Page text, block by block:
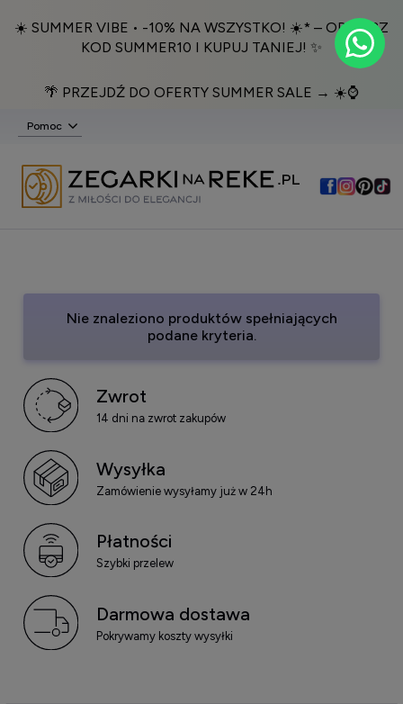
☀️ SUMMER VIBE • -10% NA WSZYSTKO! ☀️* – ODBIERZ
KOD SUMMER10 I KUPUJ TANIEJ! ✨
🌴 PRZEJDŹ DO OFERTY SUMMER SALE → ☀️⌚️
Pomoc
Nie znaleziono produktów spełniających
podane kryteria.
Zwrot
14 dni na zwrot zakupów
Wysyłka
Zamówienie wysyłamy już w 24h
Płatności
Szybki przelew
Darmowa dostawa
Pokrywamy koszty wysyłki